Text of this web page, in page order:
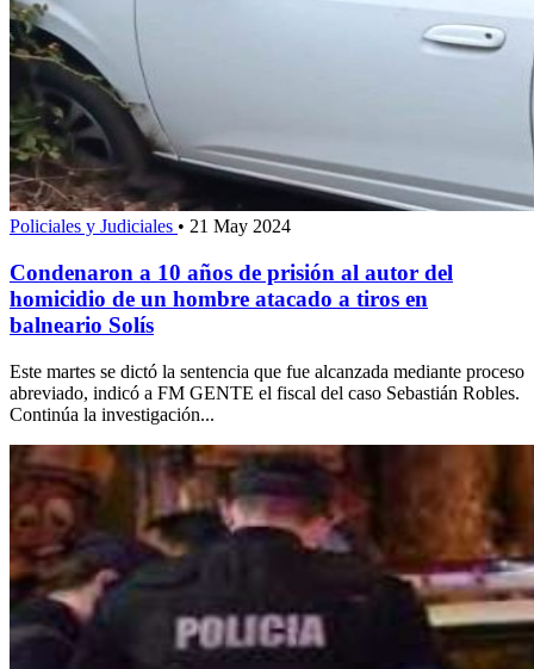
Policiales y Judiciales • 21 May 2024
Condenaron a 10 años de prisión al autor del
homicidio de un hombre atacado a tiros en
balneario Solís
Este martes se dictó la sentencia que fue alcanzada mediante proceso
abreviado, indicó a FM GENTE el fiscal del caso Sebastián Robles.
Continúa la investigación...